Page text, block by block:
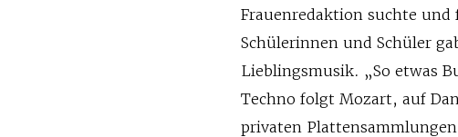
Frauenredaktion suchte und
Schülerinnen und Schüler
Lieblingsmusik. „So etwas
Techno folgt Mozart, auf
privaten